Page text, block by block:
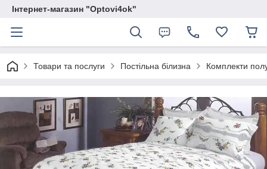
Інтернет-магазин "Optovi4ok"
Товари та послуги Постільна білизна Комплекти